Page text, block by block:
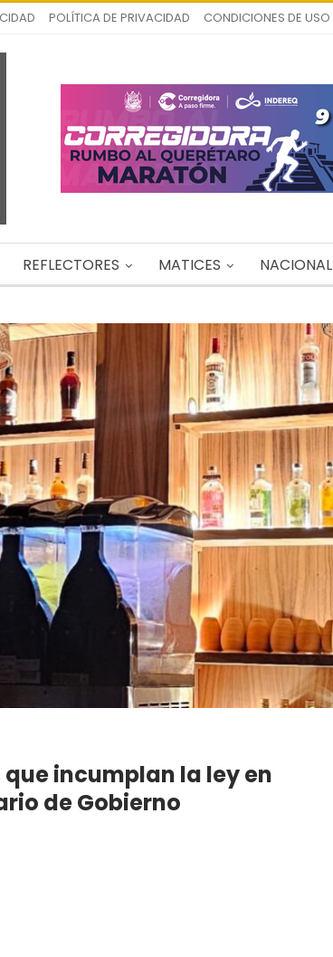
POLÍTICA DE PRIVACIDAD CONDICIONES DE USO
REFLECTORES MATICES NACIONAL
incumplan la ley en
de Gobierno